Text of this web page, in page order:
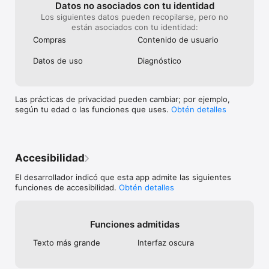
trading separado del movimiento de efectivo.
METAS DE GANANCIA
porcentaje. Siga el progreso en Calendario y Estadísticas para
hoja de cálculo.
Controle límites de pérdida diaria y drawdown máximo por
cantidad o porcentaje. Proloca muestra cuándo está dentro
del límite, cerca del límite o ya lo rebasó, para que el riesgo
Vea capital calculado, P&L de trading, rendimiento de trading y
las cuentas juntas para entender cómo se mueve realmente
su capital.
promedio, mejores mercados, costos de bróker, patrones
psicológicos, sesiones, direcciones y símbolos. Vea los
números que explican sus resultados.
Datos no asociados con tu identidad
Los siguientes datos pueden recopilarse, pero no
están asociados con tu identidad:
Compras
Contenido de usuario
Datos de uso Diagnóstico
Las prácticas de privacidad pueden cambiar; por ejemplo,
según tu edad o las funciones que uses. Obtén detalles
Accesibilidad
El desarrollador indicó que esta app admite las siguientes
funciones de accesibilidad. Obtén detalles
Funciones admitidas
Texto más grande Interfaz oscura